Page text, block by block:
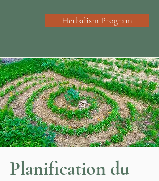
Herbalism Program
Planification du